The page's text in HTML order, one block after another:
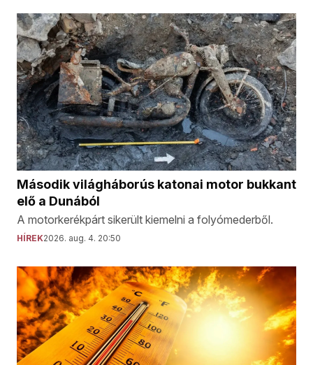
Második világháborús katonai motor bukkant
elő a Dunából
A motorkerékpárt sikerült kiemelni a folyómederből.
HÍREK2026. aug. 4. 20:50